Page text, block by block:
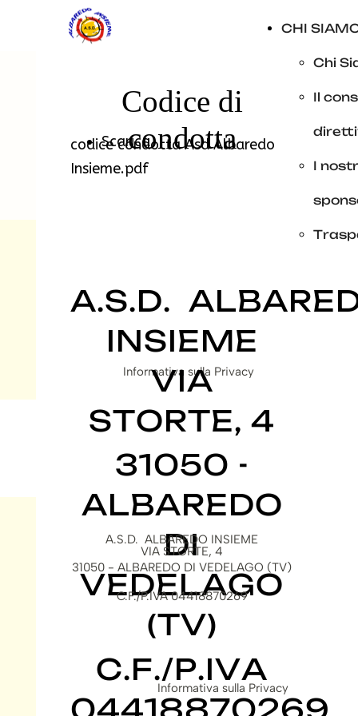
CHI
Chi
Il
I
A.S.D. ALBAREDO INSIEME
VIA STORTE, 4
31050 - ALBAREDO DI VEDELAGO (TV)
C.F./P.IVA 04418870269
Informativa sulla Privacy
Codice di
condotta
Scarica
codice condotta Asd Albaredo
Insieme.pdf
A.S.D.
INSIEME
VIA
STORTE, 4
31050 -
ALBAREDO
DI
VEDELAGO
(TV)
C.F./P.IVA
Informativa sulla Privacy